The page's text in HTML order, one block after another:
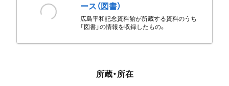
ース（図書）
広島平和記念資料館が所蔵する資料のうち
「図書」の情報を収録したもの。
所蔵・所在